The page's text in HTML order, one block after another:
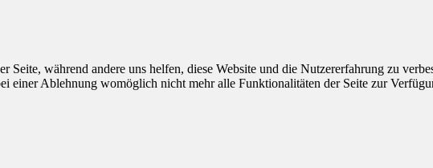
während andere uns helfen, diese Website und die Nutzererfahrung zu
einer Ablehnung womöglich nicht mehr alle Funktionalitäten der Seite zur